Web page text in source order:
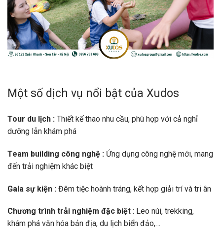
Một số dịch vụ nổi bật của Xudos
Tour du lịch : Thiết kế thao nhu cầu, phù hợp với cả nghỉ
dưỡng lẫn khám phá
Team building công nghệ : Ứng dụng công nghệ mới, mang
đến trải nghiệm khác biệt
Gala sự kiện : Đêm tiệc hoành tráng, kết hợp giải trí và tri ân
Chương trình trải nghiệm đặc biệt : Leo núi, trekking,
khám phá văn hóa bản địa, du lịch biển đảo,…